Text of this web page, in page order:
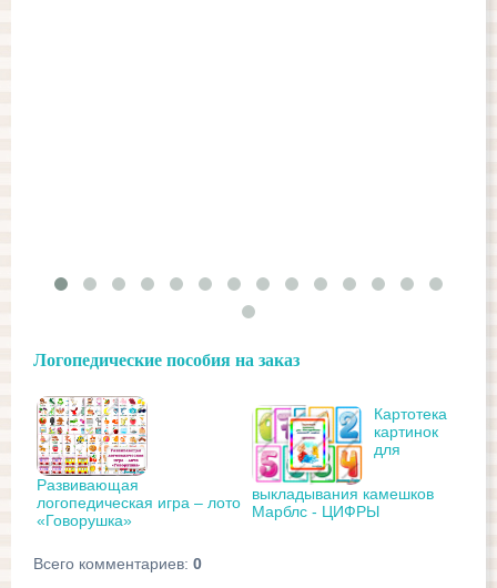
Логопедические пособия на заказ
Развивающая
логопедическая игра – лото
«Говорушка»
Картотека
картинок
для
выкладывания камешков
Марблс - ЦИФРЫ
Всего комментариев: 0